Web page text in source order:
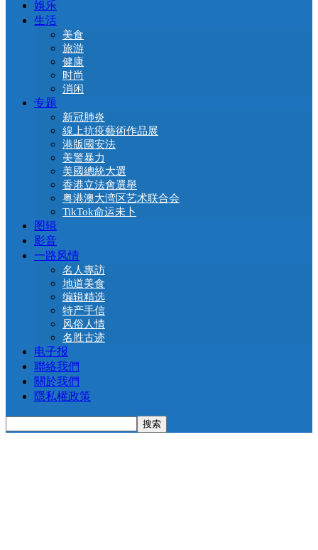
娛乐
生活
美食
旅游
健康
时尚
消闲
专题
新冠肺炎
線上抗疫藝術作品展
港版國安法
美警暴力
美國總統大選
香港立法會選舉
粤港澳大湾区艺术联合会
TikTok命运未卜
图辑
影音
一路风情
名人專訪
地道美食
编辑精选
特产手信
风俗人情
名胜古迹
电子报
聯絡我們
關於我們
隱私權政策